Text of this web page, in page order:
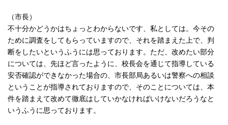
（市長）
不十分かどうかはちょっとわからないです、私としては。今その
ために調査をしてもらっていますので、それを踏まえた上で、判
断をしたいというふうには思っております。ただ、改めたい部分
については、先ほど言ったように、校長会を通じて指導している
安否確認ができなかった場合の、市長部局あるいは警察への相談
ということが指導されておりますので、そのことについては、本
件を踏まえて改めて徹底はしていかなければいけないだろうなと
いうふうに思っております。